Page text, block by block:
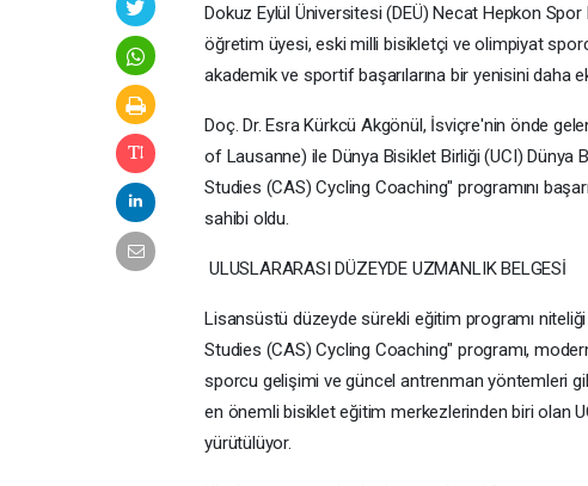
Dokuz Eylül Üniversitesi (DEÜ) Necat Hepkon
öğretim üyesi, eski milli bisikletçi ve olimpiyat
akademik ve sportif başarılarına bir yenisini daha
Doç. Dr. Esra Kürkcü Akgönül, İsviçre'nin önde
of Lausanne) ile Dünya Bisiklet Birliği (UCI)
Studies (CAS) Cycling Coaching" programını
sahibi oldu.
ULUSLARARASI DÜZEYDE UZMANLIK BELGESİ
Lisansüstü düzeyde sürekli eğitim programı
Studies (CAS) Cycling Coaching" programı,
sporcu gelişimi ve güncel antrenman yöntemleri
en önemli bisiklet eğitim merkezlerinden biri olan
yürütülüyor.